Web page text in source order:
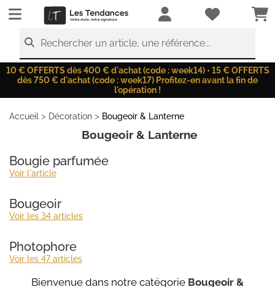
LesTendances.fr
Rechercher un article, une référence...
10 € OFFERTS dès 400 € d'achat (code : week14) • 15 € OFFERTS
dès 750 € d'achat (code : week17) Profitez-en avant la fin de
l'opération !
Accueil > Décoration > Bougeoir & Lanterne
Bougeoir & Lanterne
Bougie parfumée
Voir l'article
Bougeoir
Voir les 34 articles
Photophore
Voir les 47 articles
Bienvenue dans notre catégorie Bougeoir &